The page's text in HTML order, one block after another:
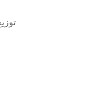
■